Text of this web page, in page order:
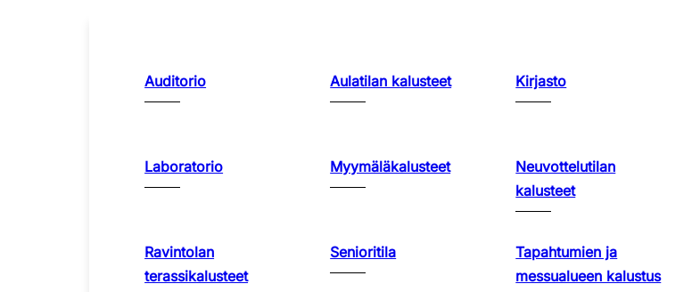
Auditorio Aulatilan kalusteet Kirjasto
Laboratorio Myymäläkalusteet
Neuvottelutilan
kalusteet
Ravintolan
terassikalusteet
Senioritila
Tapahtumien ja
messualueen kalustus